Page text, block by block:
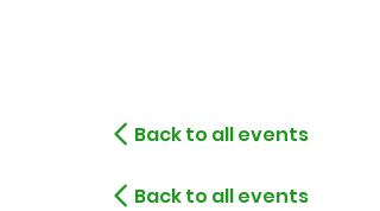
Back to all events
Back to all events